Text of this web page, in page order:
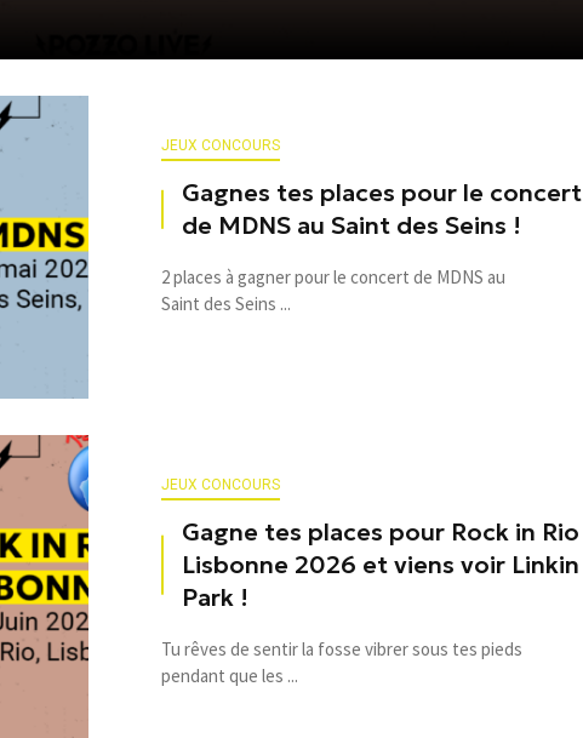
JEUX CONCOURS
Gagnes tes places pour le concert
de MDNS au Saint des Seins !
2 places à gagner pour le concert de MDNS au
Saint des Seins ...
JEUX CONCOURS
Gagne tes places pour Rock in Rio
Lisbonne 2026 et viens voir Linkin
Park !
Tu rêves de sentir la fosse vibrer sous tes pieds
pendant que les ...